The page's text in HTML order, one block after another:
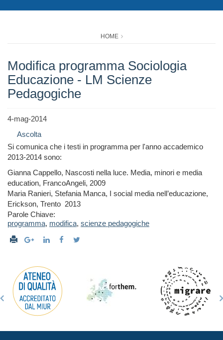
HOME
Modifica programma Sociologia
Educazione - LM Scienze
Pedagogiche
4-mag-2014
Ascolta
Si comunica che i testi in programma per l'anno accademico
2013-2014 sono:
Gianna Cappello, Nascosti nella luce. Media, minori e media
education, FrancoAngeli, 2009
Maria Ranieri, Stefania Manca, I social media nell’educazione,
Erickson, Trento 2013
Parole Chiave:
programma, modifica, scienze pedagogiche